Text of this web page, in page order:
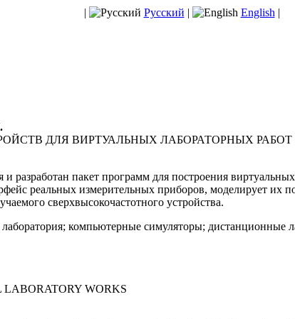
| Русский | English |
ДЛЯ ВИРТУАЛЬНЫХ ЛАБОРАТОРНЫХ РАБОТ
разработан пакет программ для построения
реальных измерительных приборов, моделирует их
сверхвысокочастотного устройства.
компьютерные симуляторы; дистанционные
WORKS